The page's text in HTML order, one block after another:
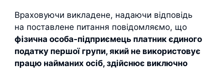
Враховуючи викладене, надаючи відповідь
на поставлене питання повідомляємо, що
фізична особа-підприємець платник єдиного
податку першої групи, який не використовує
працю найманих осіб, здійснює виключно